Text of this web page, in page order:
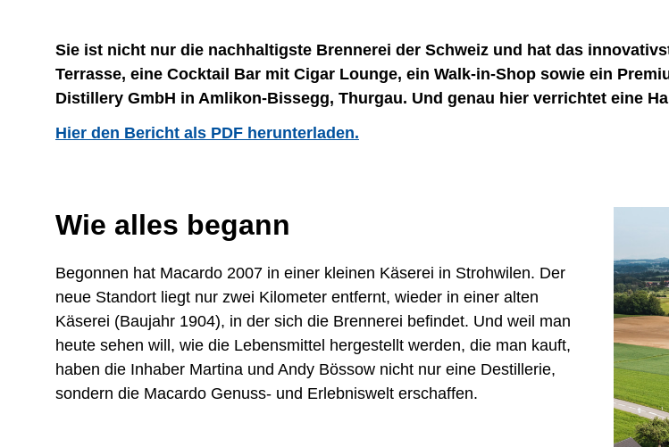
Sie ist nicht nur die nachhaltigste Brennerei der Schweiz und hat das
Terrasse, eine Cocktail Bar mit Cigar Lounge, ein Walk-in-Shop sowie ein
Distillery GmbH in Amlikon-Bissegg, Thurgau. Und genau hier verrichtet eine
Hier den Bericht als PDF herunterladen.
Wie alles begann
Begonnen hat Macardo 2007 in einer kleinen Käserei in Strohwilen. Der
neue Standort liegt nur zwei Kilometer entfernt, wieder in einer alten
Käserei (Baujahr 1904), in der sich die Brennerei befindet. Und weil man
heute sehen will, wie die Lebensmittel hergestellt werden, die man kauft,
haben die Inhaber Martina und Andy Bössow nicht nur eine Destillerie,
sondern die Macardo Genuss- und Erlebniswelt erschaffen.